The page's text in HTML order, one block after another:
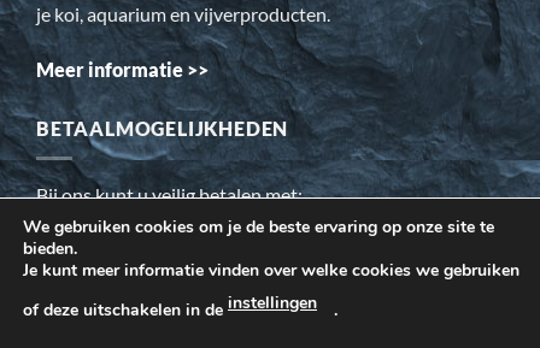
je koi, aquarium en vijverproducten.
Meer informatie >>
BETAALMOGELIJKHEDEN
Bij ons kunt u veilig betalen met:
We gebruiken cookies om je de beste ervaring op onze site te
bieden.
Je kunt meer informatie vinden over welke cookies we gebruiken
of deze uitschakelen in de instellingen .
Wij gebruiken cookies om ervoor te zorgen dat onze website
voor de bezoeker beter werkt. Daarnaast gebruiken wij o.a.
cookies voor onze webstatistieken.